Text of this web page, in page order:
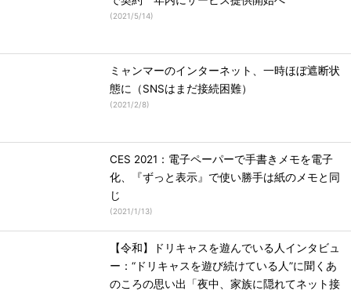
(2021/5/14)
ミャンマーのインターネット、一時ほぼ遮断状
態に（SNSはまだ接続困難）
(2021/2/8)
CES 2021：電子ペーパーで手書きメモを電子
化、『ずっと表示』で使い勝手は紙のメモと同
じ
(2021/1/13)
【令和】ドリキャスを遊んでいる人インタビュ
ー：“ドリキャスを遊び続けている人”に聞くあ
のころの思い出「夜中、家族に隠れてネット接